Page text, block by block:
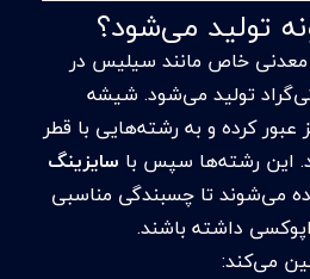
تولید می‌شود؟
خاص مانند سیلیس در
درجه سانتی‌گراد تولید می‌شود. شیشه
عبور کرده و به رشته‌هایی با قطر
این رشته‌ها سپس با سایزینگ
می‌شوند تا چسبندگی مناسبی
داشته باشند.
می‌کند: